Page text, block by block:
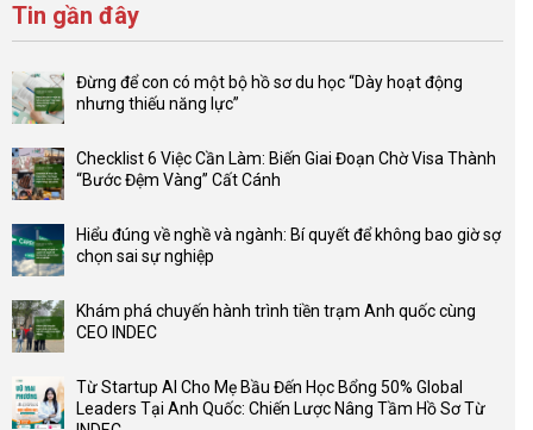
Tin gần đây
Đừng để con có một bộ hồ sơ du học “Dày hoạt động
nhưng thiếu năng lực”
bình
luận
Đừng
để
một
bộ
sơ
du
học
Checklist 6 Việc Cần Làm: Biến Giai Đoạn Chờ Visa Thành
“Bước Đệm Vàng” Cất Cánh
bình
luận
Checklist
6
Làm:
Biến
Hiểu đúng về nghề và ngành: Bí quyết để không bao giờ sợ
chọn sai sự nghiệp
bình
luận
Hiểu
đúng
về
Khám phá chuyến hành trình tiền trạm Anh quốc cùng
CEO INDEC
bình
luận
Từ Startup AI Cho Mẹ Bầu Đến Học Bổng 50% Global
Leaders Tại Anh Quốc: Chiến Lược Nâng Tầm Hồ Sơ Từ